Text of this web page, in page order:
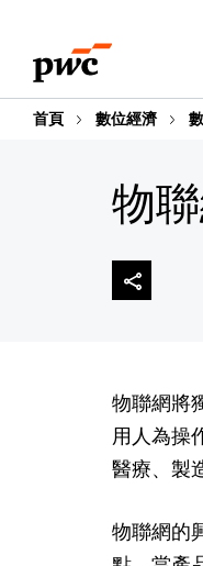
content
footer
首頁 數位經濟
物
物聯網將
用人為操
醫療、製
物聯網的